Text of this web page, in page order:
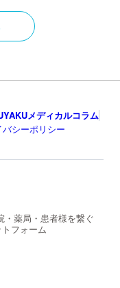
メディカルコラム
バシーポリシー
・薬局・患者様を繋ぐ
フォーム